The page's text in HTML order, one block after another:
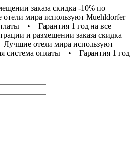
заказа скидка -10% по
мира используют Muehldorfer
•
Гарантия 1 год на все
и размещении заказа скидка
Лучшие отели мира используют
система оплаты •
Гарантия 1 год